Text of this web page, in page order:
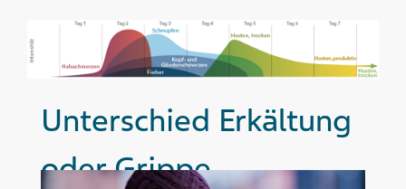
Unterschied Erkältung
oder Grippe